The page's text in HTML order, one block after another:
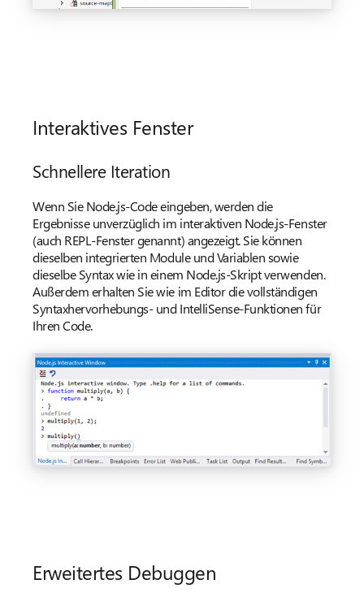
Interaktives Fenster
Schnellere Iteration
Wenn Sie Node.js-Code eingeben, werden die
Ergebnisse unverzüglich im interaktiven Node.js-Fenster
(auch REPL-Fenster genannt) angezeigt. Sie können
dieselben integrierten Module und Variablen sowie
dieselbe Syntax wie in einem Node.js-Skript verwenden.
Außerdem erhalten Sie wie im Editor die vollständigen
Syntaxhervorhebungs- und IntelliSense-Funktionen für
Ihren Code.
Erweitertes Debuggen